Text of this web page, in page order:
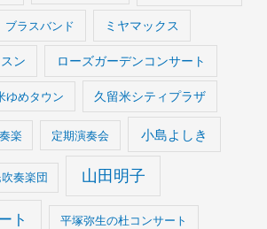
ブラスバンド ミヤマックス
ン ローズガーデンコンサート
ゆめタウン 久留米シティプラザ
楽 定期演奏会 小島よしき
奏楽団 山田明子
ト 平塚弥生の杜コンサート